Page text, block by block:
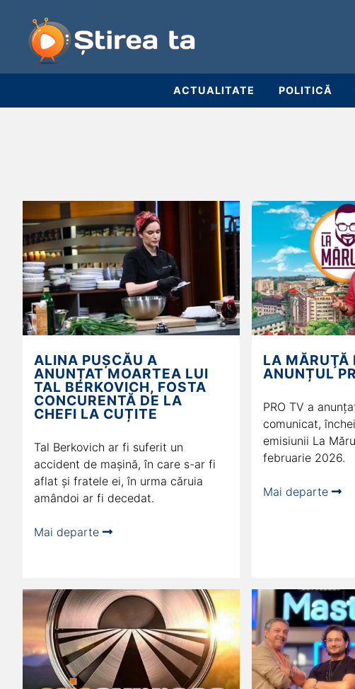
ACTUALITATE POLITICĂ
ALINA PUȘCĂU A
ANUNȚAT MOARTEA LUI
TAL BERKOVICH, FOSTA
CONCURENTĂ DE LA
CHEFI LA CUȚITE
Tal Berkovich ar fi suferit un
accident de mașină, în care s-ar fi
aflat și fratele ei, în urma căruia
amândoi ar fi decedat.
Mai departe
LA MĂRUŢĂ
ANUNȚUL
PRO TV a
comunicat,
emisiunii La
februarie 2026.
Mai departe